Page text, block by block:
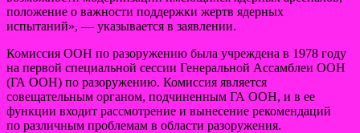
положение о важности поддержки жертв ядерных
испытаний», — указывается в заявлении.
Комиссия ООН по разоружению была учреждена в 1978 году
на первой специальной сессии Генеральной Ассамблеи ООН
(ГА ООН) по разоружению. Комиссия является
совещательным органом, подчиненным ГА ООН, и в ее
функции входит рассмотрение и вынесение рекомендаций
по различным проблемам в области разоружения.